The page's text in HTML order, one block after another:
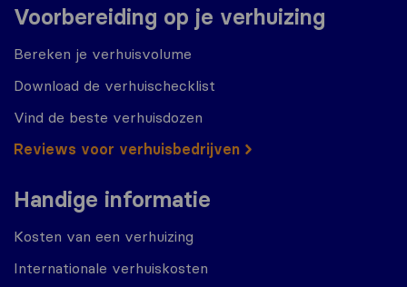
Voorbereiding op je verhuizing
Bereken je verhuisvolume
Download de verhuischecklist
Vind de beste verhuisdozen
Reviews voor verhuisbedrijven
Handige informatie
Kosten van een verhuizing
Internationale verhuiskosten